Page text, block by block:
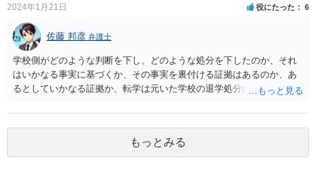
2024年1月21日 役にたった 6
佐藤 邦彦 弁護士
学校側がどのような判断を下し、どのような処分を下したのか、それ
はいかなる事実に基づくか、その事実を裏付ける証拠はあるのか、あ
るとしていかなる証拠か、転学は元いた学校の退学処分によるものな
た学校は公立か私立か、など詳細がわからなければ何とも言えませ
ん。 また、ここに書かれている事情だけでは詳細を把握するにも限界
がありますし、被害者側がどのような主張を警察にされているのかも
わかりませんので、何ともいえません。 事態がそこまで深刻化してい
もっとみる